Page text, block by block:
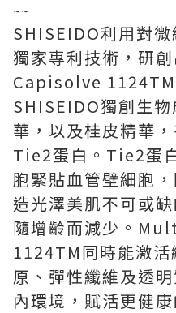
~~
SHISEIDO利用對
獨家專利技術，研
Capisolve 1124TM
SHISEIDO獨創生
華，以及桂皮精華
Tie2蛋白。Tie2蛋
胞緊貼血管壁細胞
造光澤美肌不可或
隨增齡而減少。
1124TM同時能激
原、彈性纖維及透
內環境，賦活更健